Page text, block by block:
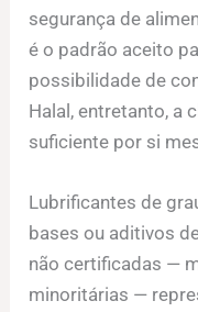
segurança de
é o padrão aceito
possibilidade de
Halal, entretanto, a
suficiente por si
Lubrificantes de
bases ou aditivos
não certificadas —
minoritárias —